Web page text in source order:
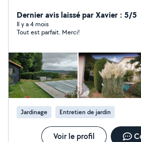
toute tonte de pelouse entretien
ATTRACTIFS Merci
Dernier avis laissé par Xavier : 5/5
Il y a 4 mois
Tout est parfait. Merci!
Jardinage Entretien de jardin
Voir le profil